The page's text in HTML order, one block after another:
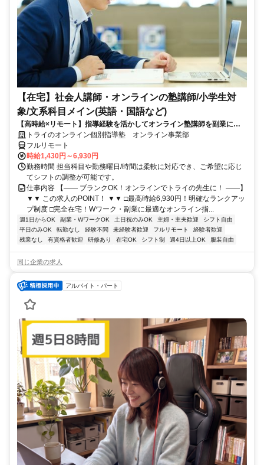
【在宅】社会人講師・オンラインの塾講師/小学生対
象/文系科目メイン(英語・国語など)
【高時給×リモート】指導経験を活かしてオンライン塾講師を副業に！
週1～OK！
トライのオンライン個別指導塾 オンライン事業部
フルリモート
時給1,430円～6,930円
勤務時間 担当科目や勤務曜日/時間は柔軟に対応でき、ご希望に応じ
てシフトの調整が可能です。
仕事内容 【―― ブランクOK！オンラインでトライの先生に！ ――】
▼▼ この求人のPOINT！ ▼▼ □最高時給6,930円！明確なランクアッ
プ制度 □完全在宅！Wワーク・副業に最適なオンライン指...
週1日からOK 副業・WワークOK 土日祝のみOK 主婦・主夫歓迎
シフト自由
平日のみOK
転勤なし 経験不問 未経験者歓迎 フルリモート
経験者歓迎
残業なし
有資格者歓迎 研修あり 在宅OK シフト制 週4日以上OK 服装自由
同じ企業の求人
アルバイト・パート